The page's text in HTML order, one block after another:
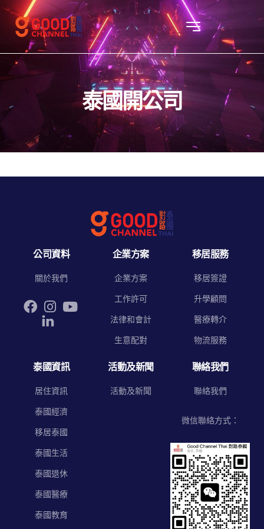
泰國開公司
公司資料
關於我們
企業方案
企業方案
工作許可
法律和會計
生意配對
移居服務
移居簽證
升學顧問
醫療轉介
物流服務
泰國資訊
居住資訊
泰國經濟
移居泰國
泰國生活
泰國退休
泰國醫療
泰國教育
活動及新聞
活動及新聞
聯絡我們
聯絡我們
微信聯絡方式：